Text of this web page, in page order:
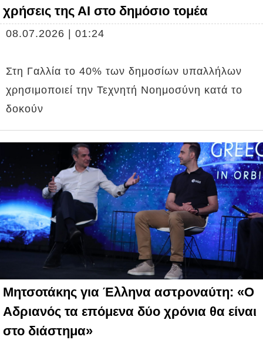
χρήσεις της ΑΙ στο δημόσιο τομέα
08.07.2026 | 01:24
Στη Γαλλία το 40% των δημοσίων υπαλλήλων
χρησιμοποιεί την Τεχνητή Νοημοσύνη κατά το
δοκούν
Μητσοτάκης για Έλληνα αστροναύτη: «Ο
Αδριανός τα επόμενα δύο χρόνια θα είναι
στο διάστημα»